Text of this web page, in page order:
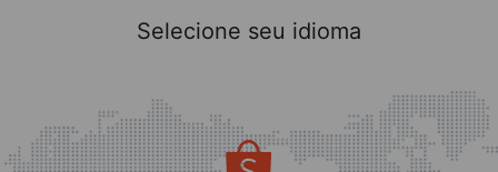
Selecione seu idioma